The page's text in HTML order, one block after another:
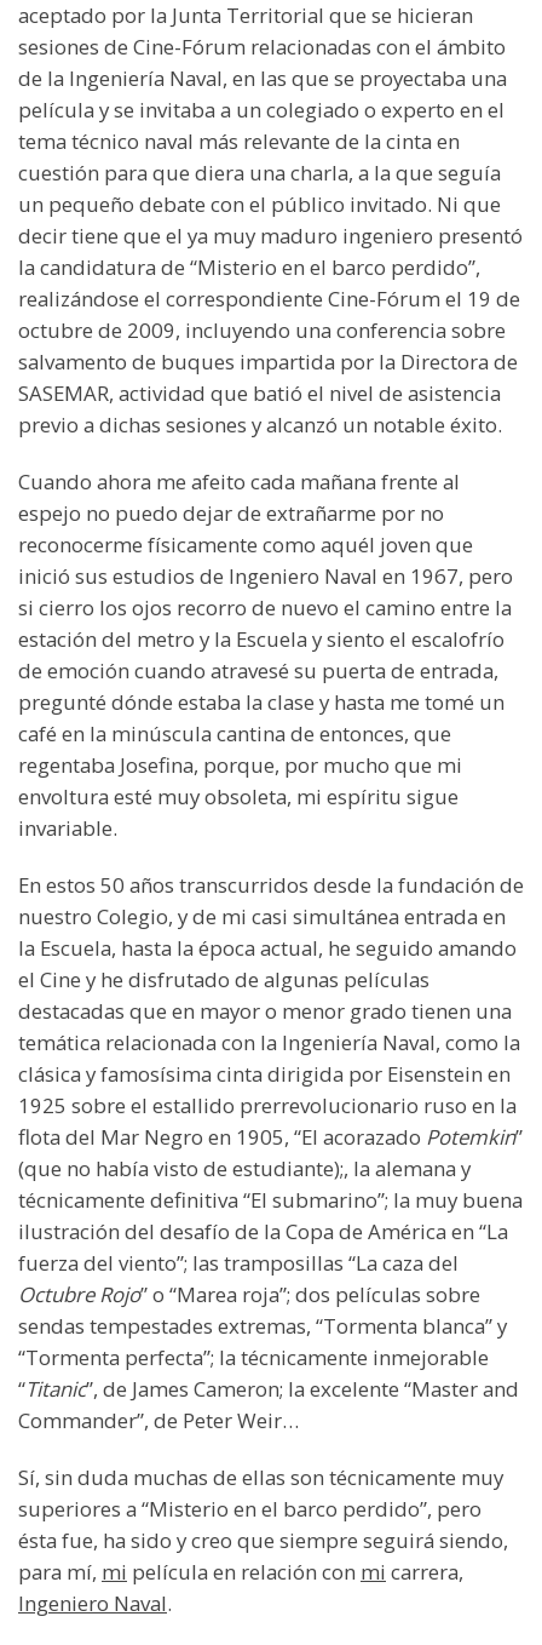
aceptado por la Junta Territorial que se hicieran
sesiones de Cine-Fórum relacionadas con el ámbito
de la Ingeniería Naval, en las que se proyectaba una
película y se invitaba a un colegiado o experto en el
tema técnico naval más relevante de la cinta en
cuestión para que diera una charla, a la que seguía
un pequeño debate con el público invitado. Ni que
decir tiene que el ya muy maduro ingeniero presentó
la candidatura de “Misterio en el barco perdido”,
realizándose el correspondiente Cine-Fórum el 19 de
octubre de 2009, incluyendo una conferencia sobre
salvamento de buques impartida por la Directora de
SASEMAR, actividad que batió el nivel de asistencia
previo a dichas sesiones y alcanzó un notable éxito.
Cuando ahora me afeito cada mañana frente al
espejo no puedo dejar de extrañarme por no
reconocerme físicamente como aquél joven que
inició sus estudios de Ingeniero Naval en 1967, pero
si cierro los ojos recorro de nuevo el camino entre la
estación del metro y la Escuela y siento el escalofrío
de emoción cuando atravesé su puerta de entrada,
pregunté dónde estaba la clase y hasta me tomé un
café en la minúscula cantina de entonces, que
regentaba Josefina, porque, por mucho que mi
envoltura esté muy obsoleta, mi espíritu sigue
invariable.
En estos 50 años transcurridos desde la fundación de
nuestro Colegio, y de mi casi simultánea entrada en
la Escuela, hasta la época actual, he seguido amando
el Cine y he disfrutado de algunas películas
destacadas que en mayor o menor grado tienen una
temática relacionada con la Ingeniería Naval, como la
clásica y famosísima cinta dirigida por Eisenstein en
1925 sobre el estallido prerrevolucionario ruso en la
flota del Mar Negro en 1905, “El acorazado Potemkin”
(que no había visto de estudiante);, la alemana y
técnicamente definitiva “El submarino”; la muy buena
ilustración del desafío de la Copa de América en “La
fuerza del viento”; las tramposillas “La caza del
Octubre Rojo” o “Marea roja”; dos películas sobre
sendas tempestades extremas, “Tormenta blanca” y
“Tormenta perfecta”; la técnicamente inmejorable
“Titanic”, de James Cameron; la excelente “Master and
Commander”, de Peter Weir…
Sí, sin duda muchas de ellas son técnicamente muy
superiores a “Misterio en el barco perdido”, pero
ésta fue, ha sido y creo que siempre seguirá siendo,
para mí, mi película en relación con mi carrera,
Ingeniero Naval.